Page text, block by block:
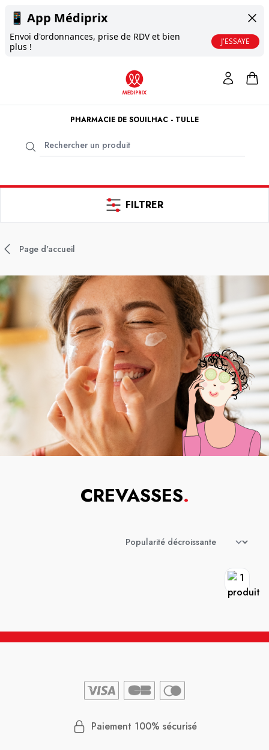
📱 App Médiprix
Envoi d'ordonnances, prise de RDV et bien
plus !
J'ESSAYE
PHARMACIE DE SOUILHAC - TULLE
FILTRER
Page d'accueil
CREVASSES.
Paiement 100% sécurisé